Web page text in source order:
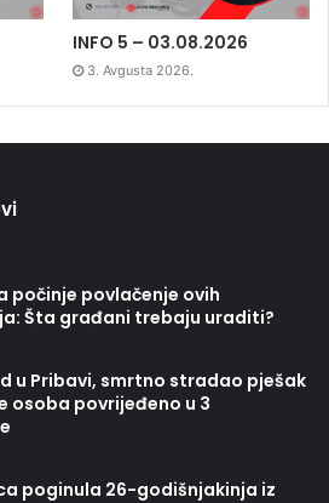
INFO 5 – 03.08.2026
3. Avgusta 2026.
počinje povlačenje ovih
Šta građani trebaju uraditi?
u Pribavi, smrtno stradao pješak
osoba povrijeđeno u 3
poginula 26-godišnjakinja iz